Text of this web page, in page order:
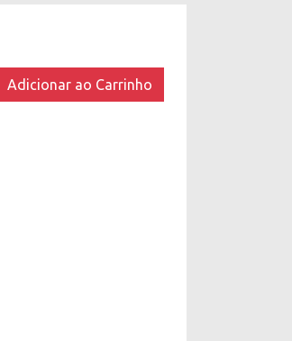
Adicionar ao Carrinho